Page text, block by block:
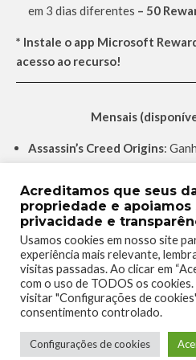
em 3 dias diferentes – 50
* Instale o app Microsoft
acesso ao recurso!
Mensais
Assassin’s Creed Origins:
jogador– 75 Rewards
Conan Exiles:Crie 20 objetos
Terraria:Acumule 400
The Elder Scrolls Online:
Game Pass Explorer:Jogue 4
biblioteca Game Pass (Console
Solicitação para Iniciante:
Diárias e 4 Solicitações
Diárias e 8 Solicitações
Acreditamos que seus
propriedade e apoiamos
privacidade e
Usamos cookies em nosso site
experiência mais relevante,
visitas passadas. Ao clicar em
com o uso de TODOS os
visitar "Configurações de
consentimento controlado.
Configurações de cookies